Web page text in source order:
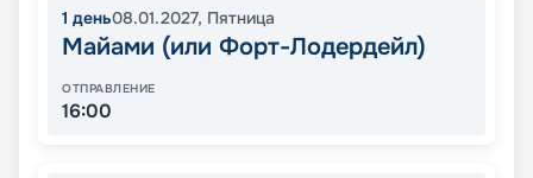
1 день08.01.2027, Пятница
Майами (или Форт-Лодердейл)
ОТПРАВЛЕНИЕ
16:00